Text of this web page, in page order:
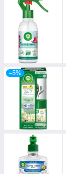
–5%